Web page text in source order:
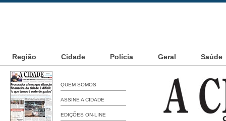
Região Cidade Polícia Geral Saúde
QUEM SOMOS
ASSINE A CIDADE
EDIÇÕES ON-LINE